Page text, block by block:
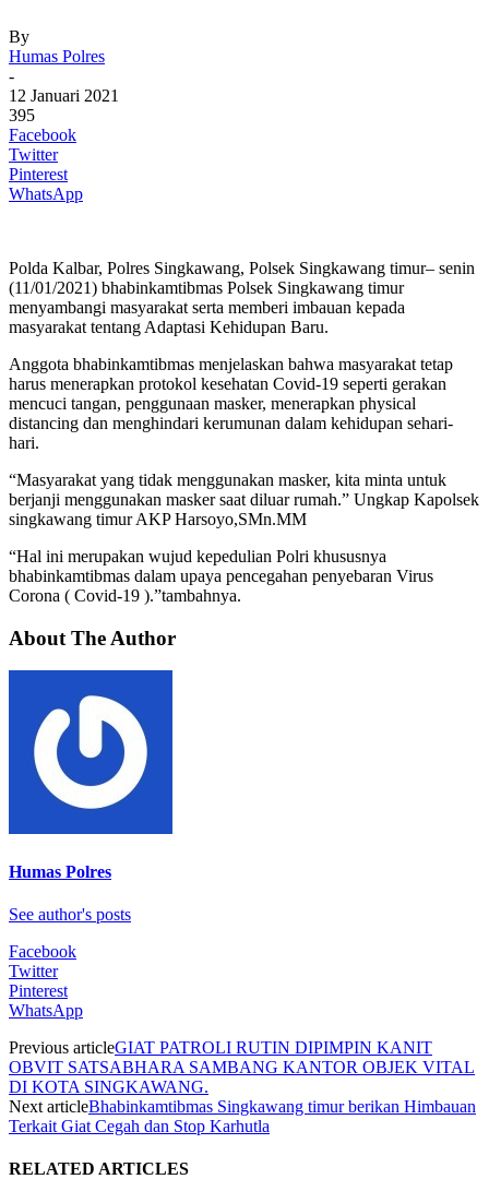
By
Humas Polres
-
12 Januari 2021
395
Facebook
Twitter
Pinterest
WhatsApp
Polda Kalbar, Polres Singkawang, Polsek Singkawang timur– senin
(11/01/2021) bhabinkamtibmas Polsek Singkawang timur
menyambangi masyarakat serta memberi imbauan kepada
masyarakat tentang Adaptasi Kehidupan Baru.
Anggota bhabinkamtibmas menjelaskan bahwa masyarakat tetap
harus menerapkan protokol kesehatan Covid-19 seperti gerakan
mencuci tangan, penggunaan masker, menerapkan physical
distancing dan menghindari kerumunan dalam kehidupan sehari-
hari.
“Masyarakat yang tidak menggunakan masker, kita minta untuk
berjanji menggunakan masker saat diluar rumah.” Ungkap Kapolsek
singkawang timur AKP Harsoyo,SMn.MM
“Hal ini merupakan wujud kepedulian Polri khususnya
bhabinkamtibmas dalam upaya pencegahan penyebaran Virus
Corona ( Covid-19 ).”tambahnya.
About The Author
Humas Polres
See author's posts
Facebook
Twitter
Pinterest
WhatsApp
Previous articleGIAT PATROLI RUTIN DIPIMPIN KANIT
OBVIT SATSABHARA SAMBANG KANTOR OBJEK VITAL
DI KOTA SINGKAWANG.
Next articleBhabinkamtibmas Singkawang timur berikan Himbauan
Terkait Giat Cegah dan Stop Karhutla
RELATED ARTICLES